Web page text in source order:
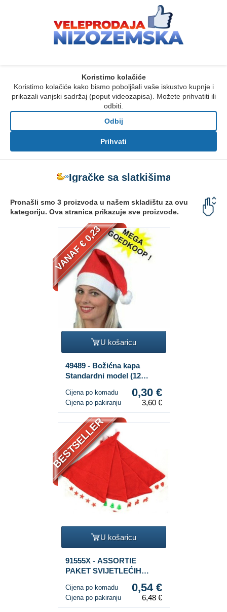
Koristimo kolačiće
Koristimo kolačiće kako bismo poboljšali vaše iskustvo kupnje i
prikazali vanjski sadržaj (poput videozapisa). Možete prihvatiti ili
odbiti.
Odbij
Prihvati
»Igračke sa slatkišima
Pronašli smo 3 proizvoda u našem skladištu za ovu
kategoriju. Ova stranica prikazuje sve proizvode.
VANAF € 0,23
U košaricu
49489 - Božićna kapa
Standardni model (12
Cijena po komadu 0,30 €
Cijena po pakiranju 3,60 €
BESTSELLER
U košaricu
91555X - ASSORTIE
PAKET SVIJETLEĆIH
Cijena po komadu 0,54 €
Cijena po pakiranju 6,48 €